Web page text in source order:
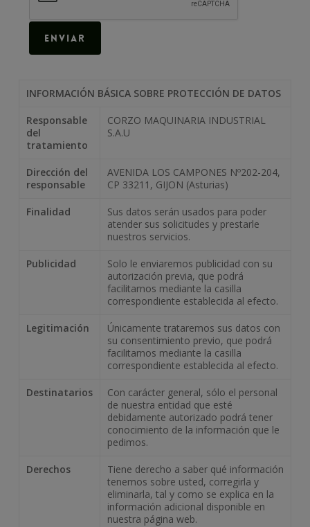
INFORMACIÓN BÁSICA SOBRE PROTECCIÓN DE DATOS
Responsable
del
tratamiento
CORZO MAQUINARIA INDUSTRIAL
S.A.U
Dirección del
responsable
AVENIDA LOS CAMPONES Nº202-204,
CP 33211, GIJON (Asturias)
Finalidad
Sus datos serán usados para poder
atender sus solicitudes y prestarle
nuestros servicios.
Publicidad
Solo le enviaremos publicidad con su
autorización previa, que podrá
facilitarnos mediante la casilla
correspondiente establecida al efecto.
Legitimación
Únicamente trataremos sus datos con
su consentimiento previo, que podrá
facilitarnos mediante la casilla
correspondiente establecida al efecto.
Destinatarios
Con carácter general, sólo el personal
de nuestra entidad que esté
debidamente autorizado podrá tener
conocimiento de la información que le
pedimos.
Derechos
Tiene derecho a saber qué información
tenemos sobre usted, corregirla y
eliminarla, tal y como se explica en la
información adicional disponible en
nuestra página web.